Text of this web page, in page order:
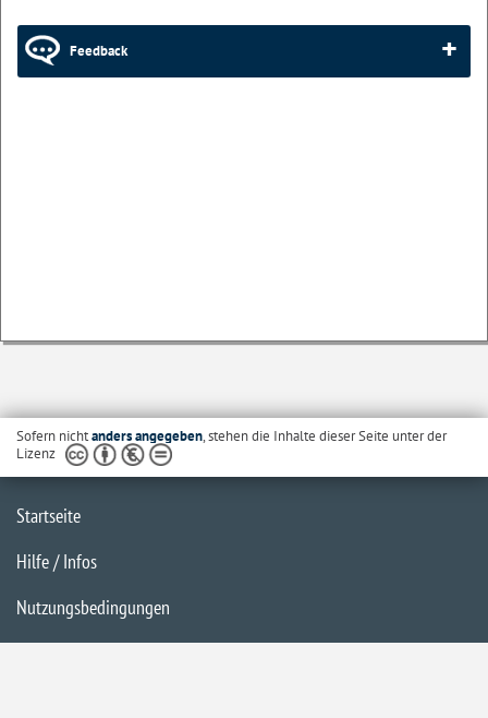
Feedback
Sofern nichtanders angegeben, stehen die Inhalte dieser Seite unter der
Lizenz
Startseite
Hilfe / Infos
Nutzungsbedingungen